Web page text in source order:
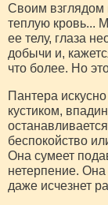
Своим взглядом
теплую кровь...
ее телу, глаза
добычи и,
что более. Но
Пантера
кустиком,
беспокойство
Она сумеет
нетерпение.
даже исчезнет